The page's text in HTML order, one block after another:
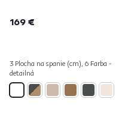
169 €
3 Plocha na spanie (cm), 6 Farba -
detailná